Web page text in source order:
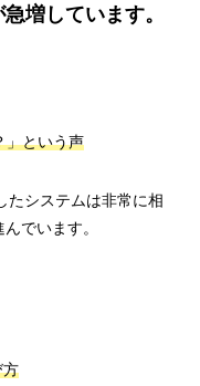
増しています。
」という声
たシステムは非常に相
でいます。
方